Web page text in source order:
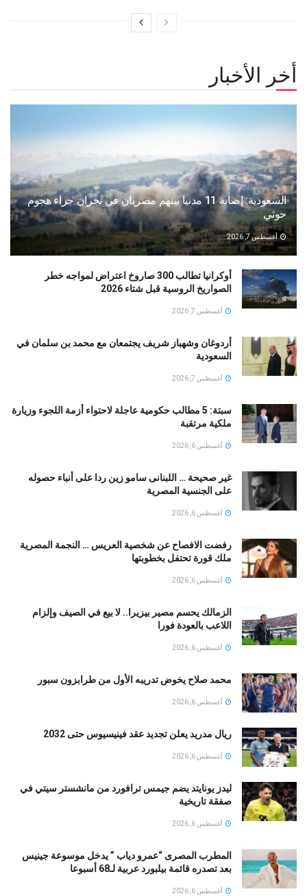
أخر الأخبار
السعودية: إصابة 11 مدنيا بينهم مصريان في نجران جراء هجوم
حوثي
أغسطس 7, 2026
أوكرانيا تطالب 300 صاروخ اعتراض لمواجه خطر
الصواريخ الروسية قبل شتاء 2026
أغسطس 7, 2026
أردوغان وشهباز شريف يجتمعان مع محمد بن سلمان في
السعودية
أغسطس 7, 2026
سبتة: 5 مطالب حكومية عاجلة لاحتواء أزمة اللجوء وزيارة
ملكية مرتقبة
أغسطس 6, 2026
غير صحيحة … اللبنانى سامو زين ردا على أنباء حصوله
على الجنسية المصرية
أغسطس 6, 2026
رفضت الافصاح عن شخصية العريس … النجمة المصرية
ملك قورة تحتفل بخطوبتها
أغسطس 6, 2026
الزمالك يحسم مصير بيزيرا.. لا بيع في الصيف وإلزام
اللاعب بالعودة فورا
أغسطس 6, 2026
محمد صلاح يخوض تدريبه الأول من طرابزون سبور
أغسطس 6, 2026
ريال مدريد يعلن تجديد عقد فينيسيوس حتى 2032
أغسطس 6, 2026
ليدز يونايتد يضم جيمس ترافورد من مانشستر سيتي في
صفقة تاريخية
أغسطس 6, 2026
المطرب المصرى “عمرو دياب ” يدخل موسوعة جينيس
بعد تصدره قائمة بيلبورد عربية لـ68 أسبوعا
أغسطس 6, 2026